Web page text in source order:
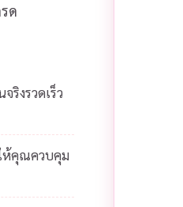
ด
ริงรวดเร็ว
ห้คุณควบคุม